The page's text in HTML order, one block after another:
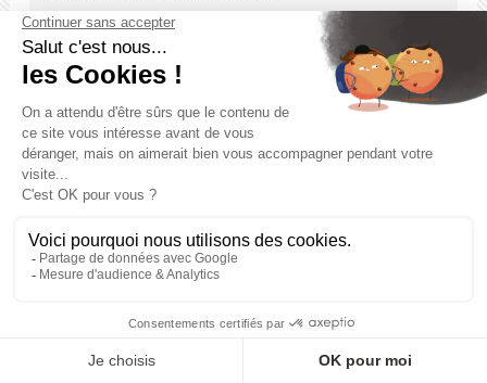
26/08/2024
Vivre avec une pathologie
chronique c'est compliqué, simplifiez le
16/07/2024
La protection des données :
Une obligation dans les collectivités !
15/07/2024
CREATION D'UN NOUVEAU
REGIME INDEMNITAIRE POUR LA POLICE
MUNICIPALE
DES COLLECTIVITES